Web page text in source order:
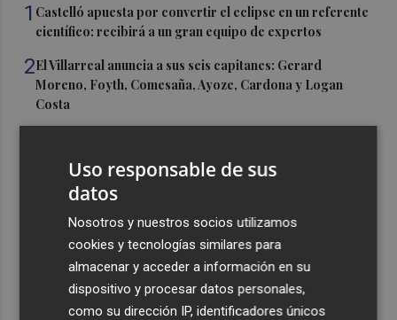
1 Castelló apuesta por convertir el eclipse en un referente
científico: recibirá a un gran equipo de expertos
2El Villarreal anuncia a sus seis capitanes: Gerard
Moreno, Foyth, Comesaña, Ayoze, Cardona y Logan
Costa
San Javier da viabilidad al nuevo contrato del transporte
324 habitaciones
Estos son los estrenos que abren la cartelera en agosto:
de la comedia 'El último mono' a una nueva entrega de
'La Patrulla Canina'
Uso responsable de sus
datos
Nosotros y nuestros socios utilizamos
cookies y tecnologías similares para
almacenar y acceder a información en su
dispositivo y procesar datos personales,
como su dirección IP, identificadores únicos